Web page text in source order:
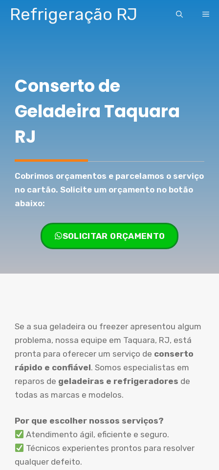
Pular
paraRefrigeração RJ
Conserto de
Geladeira Taquara
RJ
Cobrimos orçamentos e parcelamos o serviço
no cartão. Solicite um orçamento no botão
abaixo:
SOLICITAR ORÇAMENTO
Se a sua geladeira ou freezer apresentou algum
problema, nossa equipe em Taquara, RJ, está
pronta para oferecer um serviço de conserto
rápido e confiável. Somos especialistas em
reparos de geladeiras e refrigeradores de
todas as marcas e modelos.
Por que escolher nossos serviços?
Atendimento ágil, eficiente e seguro.
Técnicos experientes prontos para resolver
qualquer defeito.